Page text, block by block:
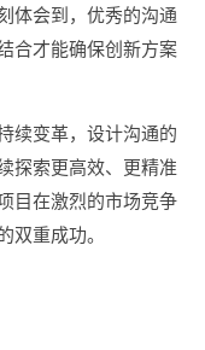
体会到，优秀的沟通
合才能确保创新方案
续变革，设计沟通的
探索更高效、更精准
目在激烈的市场竞争
双重成功。